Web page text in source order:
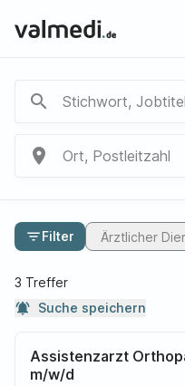
search Stichwort, Jobtitel
place Ort, Postleitzahl
filter_listFilter Ärztlicher
3 Treffer
notifications_active Suche speichern
Assistenzarzt
m/w/d